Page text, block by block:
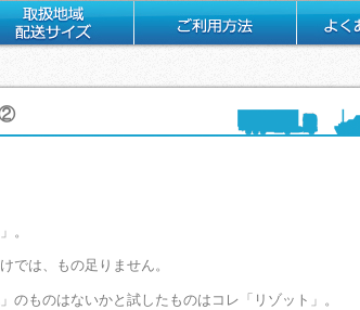
②
。
では、もの足りません。
のものはないかと試したものはコレ「リゾット」。